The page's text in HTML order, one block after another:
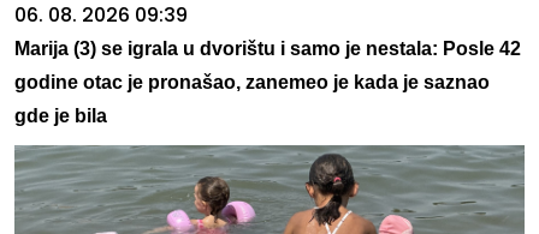
06. 08. 2026 09:39
Marija (3) se igrala u dvorištu i samo je nestala: Posle 42
godine otac je pronašao, zanemeo je kada je saznao
gde je bila